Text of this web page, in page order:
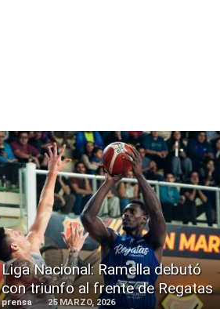
Liga Nacional: Ramella debutó
con triunfo al frente de Regatas
prensa 25 MARZO, 2026
READ
MORE